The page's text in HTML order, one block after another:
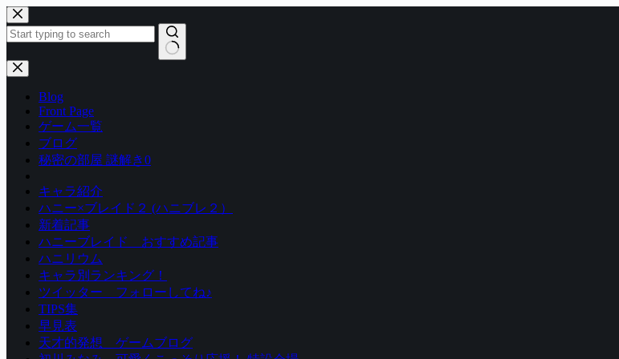
コ
ン
テ
ン
ツ
結
Blog
Front Page
ゲーム一覧
ブログ
秘密の部屋 謎解き0
キャラ紹介
ハニー×ブレイド２ (ハニブレ２）
新着記事
ハニーブレイド おすすめ記事
ハニリウム
キャラ別ランキング！
ツイッター フォローしてね♪
TIPS集
早見表
天才的発想 ゲームブログ